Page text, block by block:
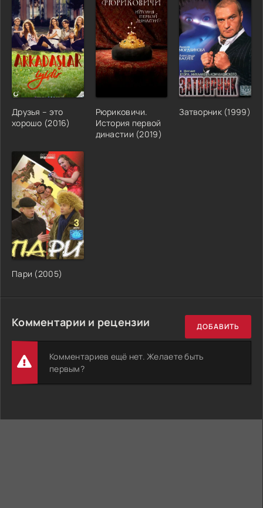
Друзья – это
хорошо (2016)
Рюриковичи.
История первой
династии (2019)
Затворник (1999)
Пари (2005)
Комментарии и рецензии ДОБАВИТЬ
Комментариев ещё нет. Желаете быть
первым?